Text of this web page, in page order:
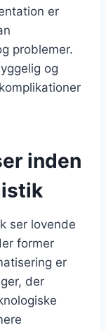
er
problemer.
og
inden
ser lovende
former
er
der